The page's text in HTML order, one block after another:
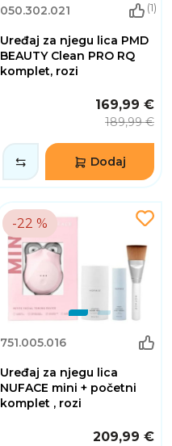
050.302.021 (1)
Uređaj za njegu lica PMD
BEAUTY Clean PRO RQ
komplet, rozi
169,99 €
189,99 €
Dodaj
-22 %
751.005.016
Uređaj za njegu lica
NUFACE mini + početni
komplet , rozi
209,99 €